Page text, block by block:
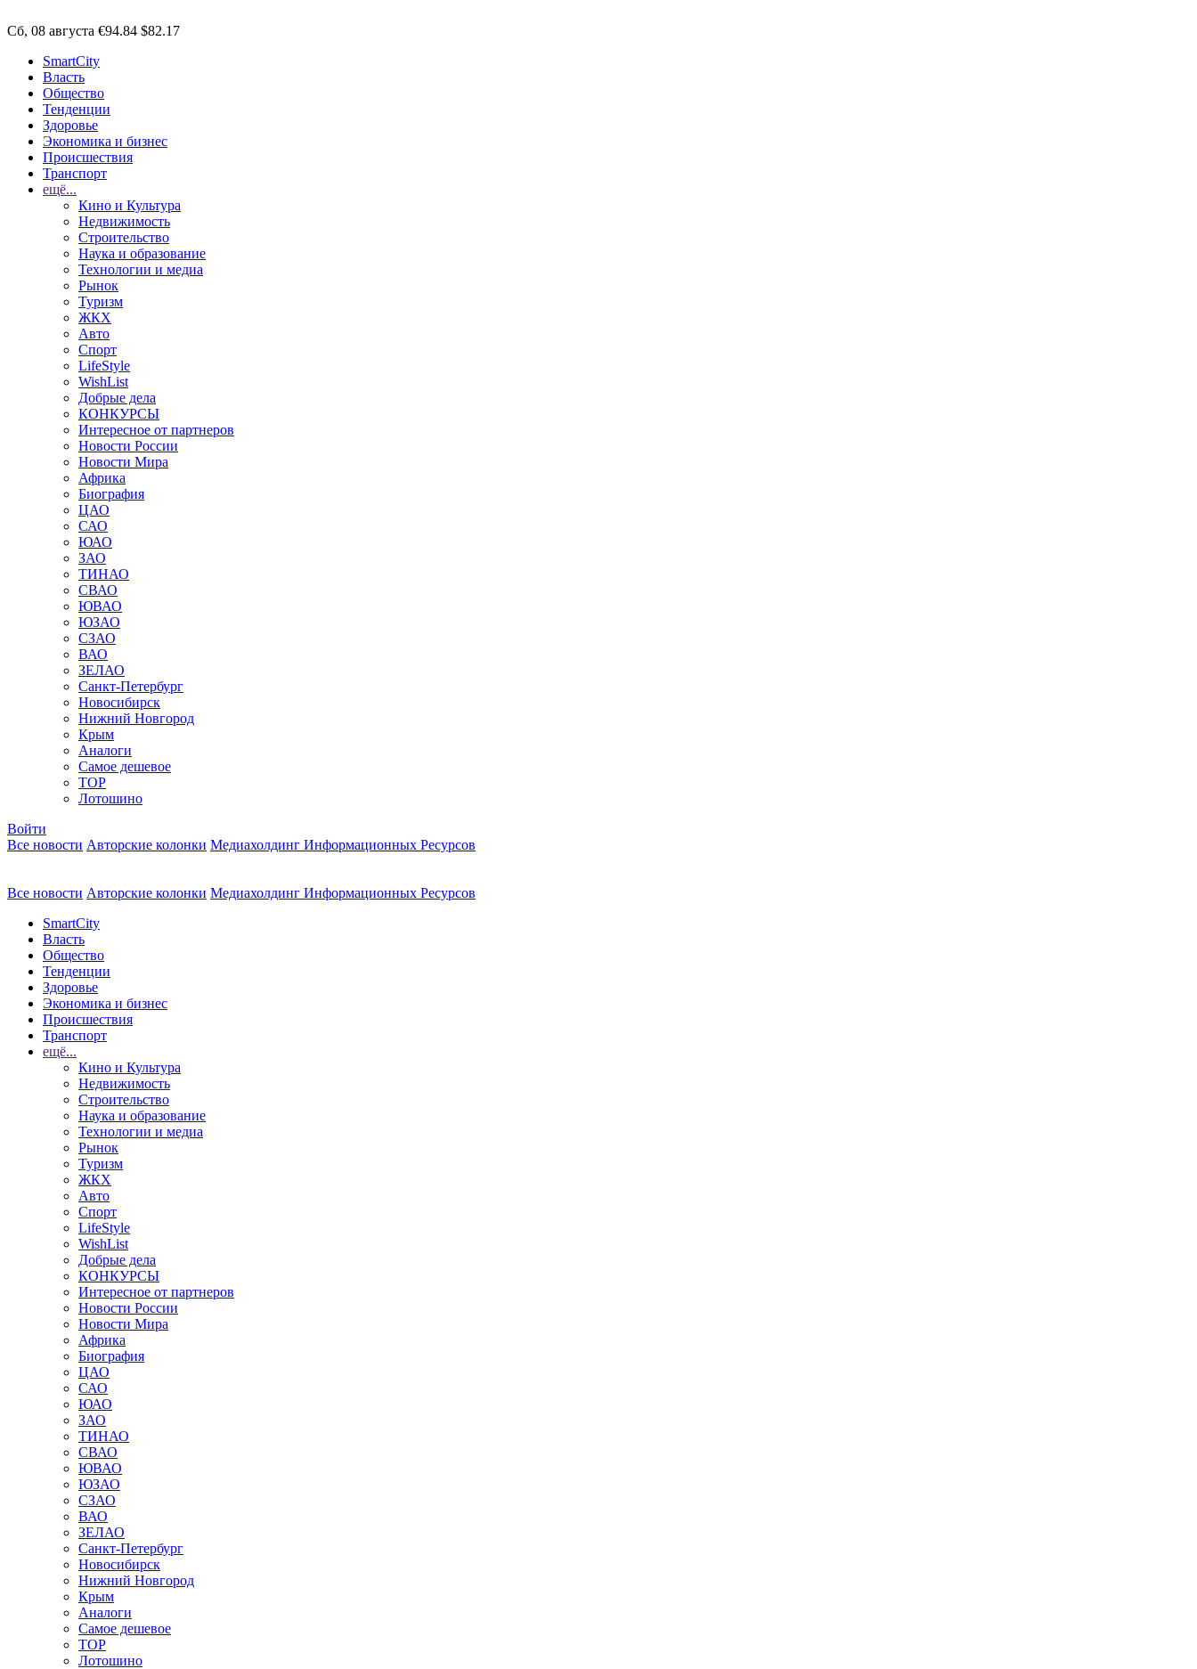
Сб, 08 августа €94.84 $82.17
SmartCity
Власть
Общество
Тенденции
Здоровье
Экономика и бизнес
Происшествия
Транспорт
ещё...
Кино и Культура
Недвижимость
Строительство
Наука и образование
Технологии и медиа
Рынок
Туризм
ЖКХ
Авто
Спорт
LifeStyle
WishList
Добрые дела
КОНКУРСЫ
Интересное от партнеров
Новости России
Новости Мира
Африка
Биография
ЦАО
САО
ЮАО
ЗАО
ТИНАО
СВАО
ЮВАО
ЮЗАО
СЗАО
ВАО
ЗЕЛАО
Санкт-Петербург
Новосибирск
Нижний Новгород
Крым
Аналоги
Самое дешевое
TOP
Лотошино
Войти
Все новости Авторские колонки Медиахолдинг Информационных Ресурсов
Все новости Авторские колонки Медиахолдинг Информационных Ресурсов
SmartCity
Власть
Общество
Тенденции
Здоровье
Экономика и бизнес
Происшествия
Транспорт
ещё...
Кино и Культура
Недвижимость
Строительство
Наука и образование
Технологии и медиа
Рынок
Туризм
ЖКХ
Авто
Спорт
LifeStyle
WishList
Добрые дела
КОНКУРСЫ
Интересное от партнеров
Новости России
Новости Мира
Африка
Биография
ЦАО
САО
ЮАО
ЗАО
ТИНАО
СВАО
ЮВАО
ЮЗАО
СЗАО
ВАО
ЗЕЛАО
Санкт-Петербург
Новосибирск
Нижний Новгород
Крым
Аналоги
Самое дешевое
TOP
Лотошино